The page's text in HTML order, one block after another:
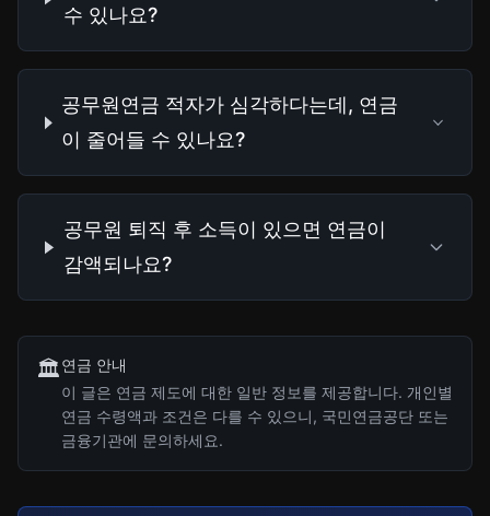
수 있나요?
공무원연금 적자가 심각하다는데, 연금
이 줄어들 수 있나요?
공무원 퇴직 후 소득이 있으면 연금이
감액되나요?
🏛️연금 안내
이 글은 연금 제도에 대한 일반 정보를 제공합니다. 개인별
연금 수령액과 조건은 다를 수 있으니, 국민연금공단 또는
금융기관에 문의하세요.